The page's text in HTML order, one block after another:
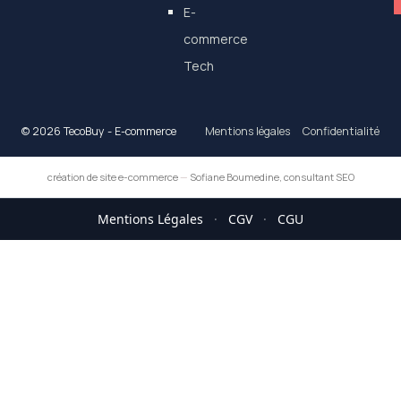
E-
commerce
Tech
© 2026 TecoBuy - E-commerce Mentions légales Confidentialité
création de site e-commerce— Sofiane Boumedine, consultant SEO
Mentions Légales · CGV · CGU